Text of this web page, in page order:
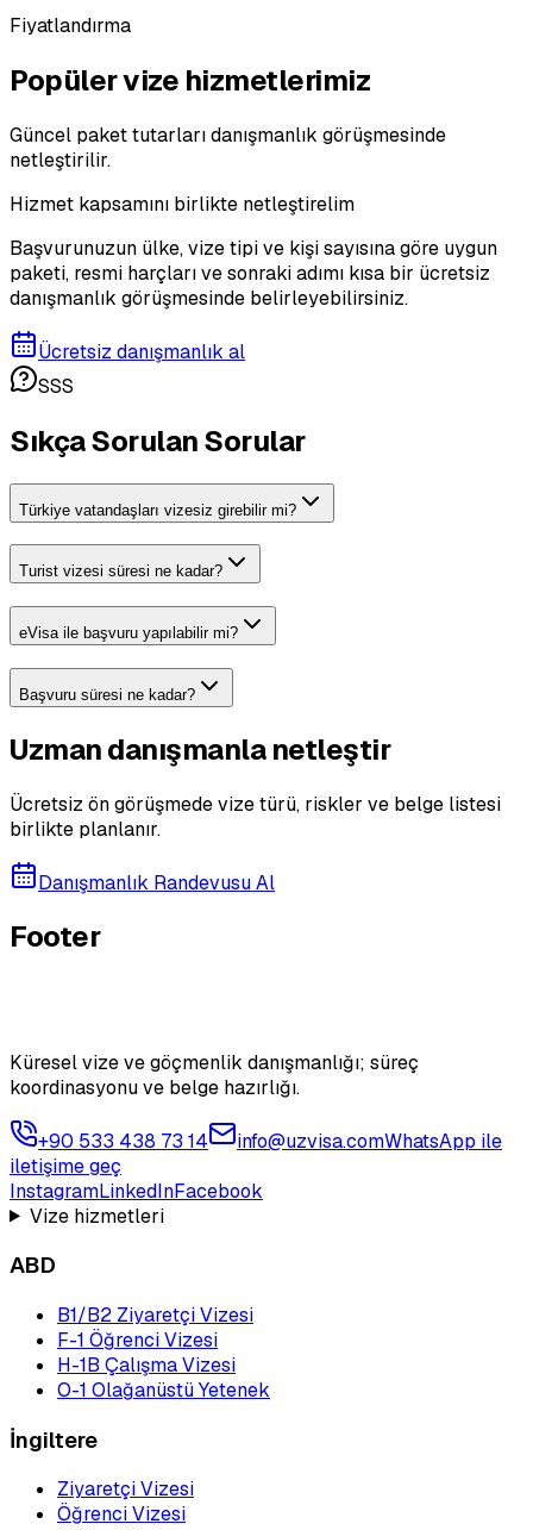
Fiyatlandırma
Popüler vize hizmetlerimiz
Güncel paket tutarları danışmanlık görüşmesinde
netleştirilir.
Hizmet kapsamını birlikte netleştirelim
Başvurunuzun ülke, vize tipi ve kişi sayısına göre uygun
paketi, resmi harçları ve sonraki adımı kısa bir ücretsiz
danışmanlık görüşmesinde belirleyebilirsiniz.
Ücretsiz danışmanlık al
SSS
Sıkça Sorulan Sorular
Türkiye vatandaşları vizesiz girebilir mi?
Turist vizesi süresi ne kadar?
eVisa ile başvuru yapılabilir mi?
Başvuru süresi ne kadar?
Uzman danışmanla netleştir
Ücretsiz ön görüşmede vize türü, riskler ve belge listesi
birlikte planlanır.
Danışmanlık Randevusu Al
Footer
Küresel vize ve göçmenlik danışmanlığı; süreç
koordinasyonu ve belge hazırlığı.
+90 533 438 73 14 info@uzvisa.comWhatsApp ile
iletişime geç
InstagramLinkedInFacebook
Vize hizmetleri
ABD
B1/B2 Ziyaretçi Vizesi
F-1 Öğrenci Vizesi
H-1B Çalışma Vizesi
O-1 Olağanüstü Yetenek
İngiltere
Ziyaretçi Vizesi
Öğrenci Vizesi